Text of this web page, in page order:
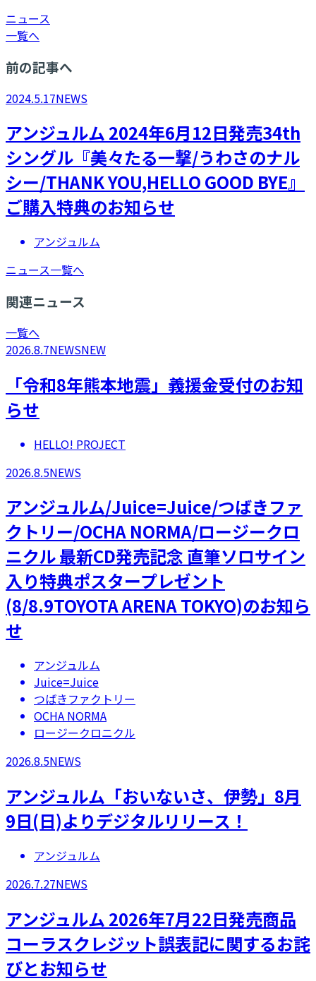
ニュース
一覧へ
前の記事へ
2024.5.17NEWS
アンジュルム 2024年6月12日発売34th
シングル『美々たる一撃/うわさのナル
シー/THANK YOU,HELLO GOOD BYE』
ご購入特典のお知らせ
アンジュルム
ニュース一覧へ
関連ニュース
一覧へ
2026.8.7NEWSNEW
「令和8年熊本地震」義援金受付のお知
らせ
HELLO! PROJECT
2026.8.5NEWS
アンジュルム/Juice=Juice/つばきファ
クトリー/OCHA NORMA/ロージークロ
ニクル 最新CD発売記念 直筆ソロサイン
入り特典ポスタープレゼント
(8/8.9TOYOTA ARENA TOKYO)のお知ら
せ
アンジュルム
Juice=Juice
つばきファクトリー
OCHA NORMA
ロージークロニクル
2026.8.5NEWS
アンジュルム「おいないさ、伊勢」8月
9日(日)よりデジタルリリース！
アンジュルム
2026.7.27NEWS
アンジュルム 2026年7月22日発売商品
コーラスクレジット誤表記に関するお詫
びとお知らせ